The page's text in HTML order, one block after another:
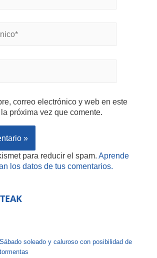
correo electrónico y web en este
próxima vez que comente.
para reducir el spam. Aprende
los datos de tus comentarios.
Sábado soleado y caluroso con posibilidad de
tormentas